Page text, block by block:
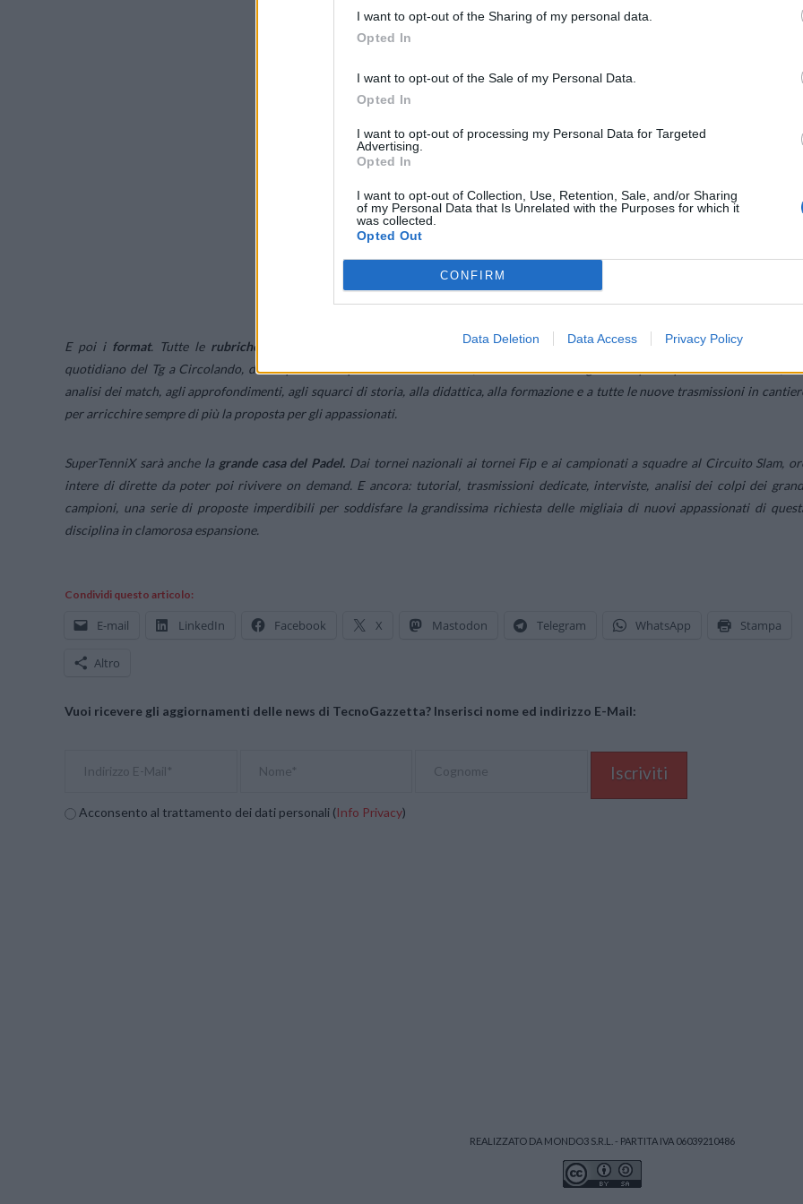
I want to opt-out of the Sharing of my personal data.
Opted In
I want to opt-out of the Sale of my Personal Data.
Opted In
I want to opt-out of processing my Personal Data for Targeted
Advertising.
Opted In
I want to opt-out of Collection, Use, Retention, Sale, and/or Sharing
of my Personal Data that Is Unrelated with the Purposes for which it
was collected.
Opted Out
CONFIRM
Data Deletion Data Access Privacy Policy
E poi i format. Tutte le rubriche di maggior successo di SuperTennissaranno proposte anche on demand: dall’appuntamento
quotidiano del Tg a Circolando, da Colpo da Campione a Tennis Parade, dal settimanale magazine Atp alle più belle interviste,
analisi dei match, agli approfondimenti, agli squarci di storia, alla didattica, alla formazione e a tutte le nuove trasmissioni in
per arricchire sempre di più la proposta per gli appassionati.
SuperTenniX sarà anche lagrande casa del Padel. Dai tornei nazionali ai tornei Fip e ai campionati a squadre al Circuito Slam,
intere di dirette da poter poi rivivere on demand. E ancora: tutorial, trasmissioni dedicate, interviste, analisi dei colpi dei
campioni, una serie di proposte imperdibili per soddisfare la grandissima richiesta delle migliaia di nuovi appassionati di
disciplina in clamorosa espansione.
Condividi questo articolo:
E-mail LinkedIn Facebook X Mastodon Telegram WhatsApp Stampa
Altro
Vuoi ricevere gli aggiornamenti delle news di TecnoGazzetta? Inserisci nome ed indirizzo E-Mail:
Acconsento al trattamento dei dati personali (Info Privacy)
REALIZZATO DA MONDO3 S.R.L. - PARTITA IVA 06039210486